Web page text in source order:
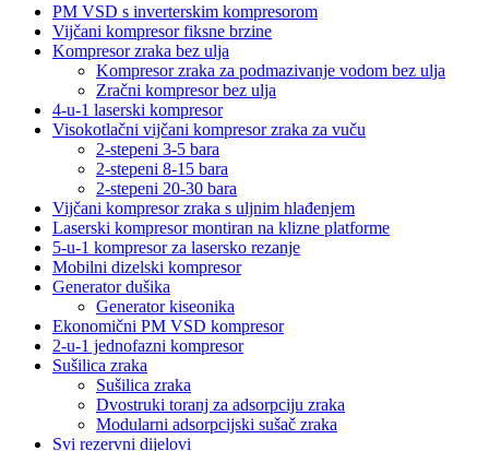
PM VSD s inverterskim kompresorom
Vijčani kompresor fiksne brzine
Kompresor zraka bez ulja
Kompresor zraka za podmazivanje vodom bez ulja
Zračni kompresor bez ulja
4-u-1 laserski kompresor
Visokotlačni vijčani kompresor zraka za vuču
2-stepeni 3-5 bara
2-stepeni 8-15 bara
2-stepeni 20-30 bara
Vijčani kompresor zraka s uljnim hlađenjem
Laserski kompresor montiran na klizne platforme
5-u-1 kompresor za lasersko rezanje
Mobilni dizelski kompresor
Generator dušika
Generator kiseonika
Ekonomični PM VSD kompresor
2-u-1 jednofazni kompresor
Sušilica zraka
Sušilica zraka
Dvostruki toranj za adsorpciju zraka
Modularni adsorpcijski sušač zraka
Svi rezervni dijelovi